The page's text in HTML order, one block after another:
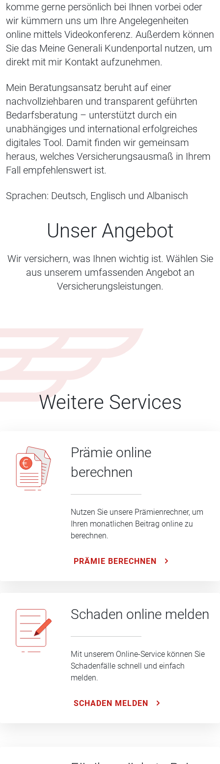
komme gerne persönlich bei Ihnen vorbei oder
wir kümmern uns um Ihre Angelegenheiten
online mittels Videokonferenz. Außerdem können
Sie das Meine Generali Kundenportal nutzen, um
direkt mit mir Kontakt aufzunehmen.
Mein Beratungsansatz beruht auf einer
nachvollziehbaren und transparent geführten
Bedarfsberatung – unterstützt durch ein
unabhängiges und international erfolgreiches
digitales Tool. Damit finden wir gemeinsam
heraus, welches Versicherungsausmaß in Ihrem
Fall empfehlenswert ist.
Sprachen: Deutsch, Englisch und Albanisch
Unser Angebot
Wir versichern, was Ihnen wichtig ist. Wählen Sie
aus unserem umfassenden Angebot an
Versicherungsleistungen.
Weitere Services
Prämie online
berechnen
Nutzen Sie unsere Prämienrechner, um
Ihren monatlichen Beitrag online zu
berechnen.
PRÄMIE BERECHNEN
Schaden online melden
Mit unserem Online-Service können Sie
Schadenfälle schnell und einfach
melden.
SCHADEN MELDEN